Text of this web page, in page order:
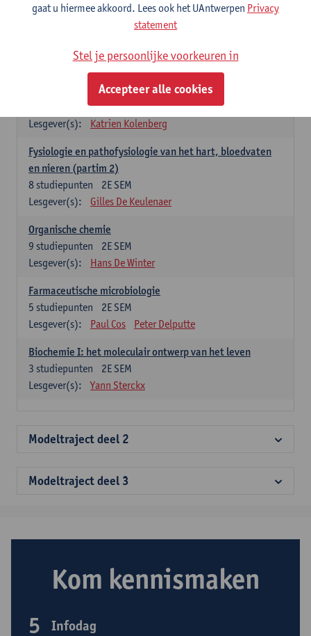
Kennismaking met de farmaceutische wereld en
Lesgever(s):
Wim Martinet Lynn Roth
Fysica voor farmaceutisch onderzoek en technologie
2E SEM
studiepunten
Lesgever(s):
Katrien Kolenberg
Fysiologie en pathofysiologie van het hart, bloedvaten
en nieren (partim 2)
2E SEM
8studiepunten
Lesgever(s):
Gilles De Keulenaer
Organische chemie
2E SEM
9 studiepunten
Lesgever(s):
Hans De Winter
Farmaceutische microbiologie
2E SEM
5 studiepunten
Lesgever(s):
Paul Cos Peter Delputte
Biochemie I: het moleculair ontwerp van het leven
2E SEM
3 studiepunten
Lesgever(s):
Yann Sterckx
Modeltraject deel 2
Modeltraject deel 3
Kom kennismaken
Infodag
5
gaat u hiermee akkoord. Lees ook het UAntwerpen Privacy
statement
Stel je persoonlijke voorkeuren in
Accepteer alle cookies